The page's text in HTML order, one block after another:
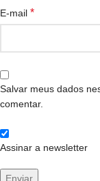
E-mail *
Salvar meus dados
comentar.
Assinar a newsletter